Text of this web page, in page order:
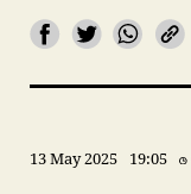
13 May 2025 19:05